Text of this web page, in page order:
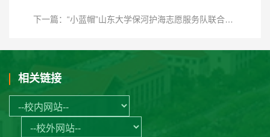
相关链接